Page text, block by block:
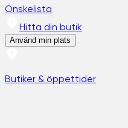
Önskelista
Hitta din butik
Använd min plats
Butiker & öppettider